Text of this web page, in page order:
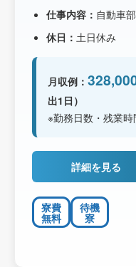
仕事内容： 自動車
休日： 土日休み
月収例：
出1日）
※勤務日数・残業
詳細を見る
寮費
無料
待機
寮